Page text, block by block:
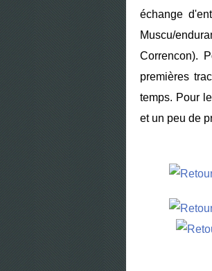
échange
Muscu/
Correncon).
premières
temps. Pour
et un peu de